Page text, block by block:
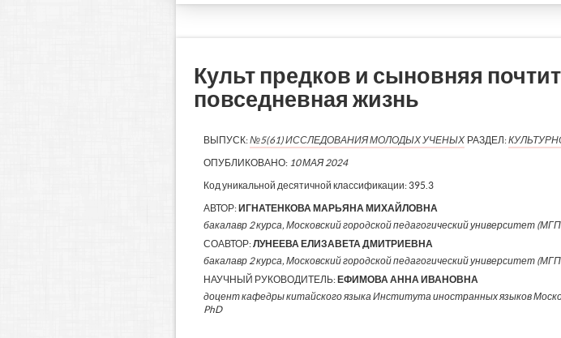
Культ предков и сыновняя
повседневная жизнь
ВЫПУСК:№5(61) ИССЛЕДОВАНИЯ МОЛОДЫХ УЧЕНЫХ РАЗДЕЛ:
ОПУБЛИКОВАНО: 10 МАЯ 2024
Код уникальной десятичной классификации: 395.3
АВТОР: ИГНАТЕНКОВА МАРЬЯНА МИХАЙЛОВНА
бакалавр 2 курса, Московский городской педагогический университет
СОАВТОР:ЛУНЕЕВА ЕЛИЗАВЕТА ДМИТРИЕВНА
бакалавр 2 курса, Московский городской педагогический университет
НАУЧНЫЙ РУКОВОДИТЕЛЬ: ЕФИМОВА АННА ИВАНОВНА
доцент кафедры китайского языка Института иностранных языков
PhD